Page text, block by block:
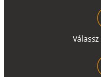
Válassz